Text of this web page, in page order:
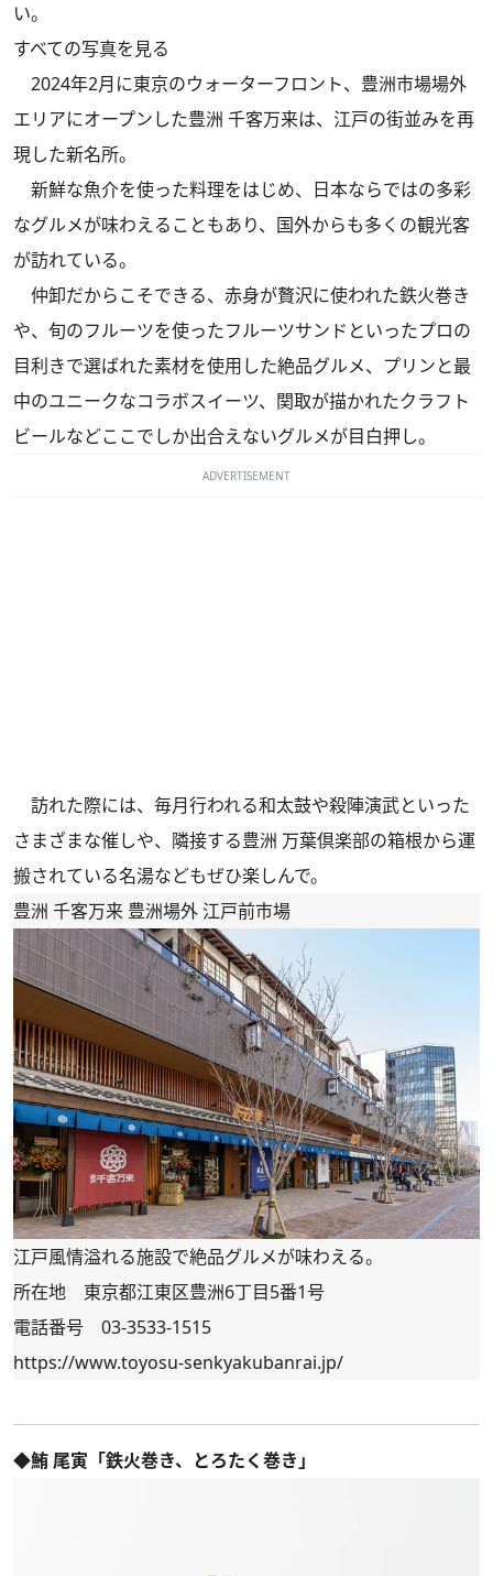
い。
すべての写真を見る
2024年2月に東京のウォーターフロント、豊洲市場場外
エリアにオープンした豊洲 千客万来は、江戸の街並みを再
現した新名所。
新鮮な魚介を使った料理をはじめ、日本ならではの多彩
なグルメが味わえることもあり、国外からも多くの観光客
が訪れている。
仲卸だからこそできる、赤身が贅沢に使われた鉄火巻き
や、旬のフルーツを使ったフルーツサンドといったプロの
目利きで選ばれた素材を使用した絶品グルメ、プリンと最
中のユニークなコラボスイーツ、関取が描かれたクラフト
ビールなどここでしか出合えないグルメが目白押し。
ADVERTISEMENT
訪れた際には、毎月行われる和太鼓や殺陣演武といった
さまざまな催しや、隣接する豊洲 万葉倶楽部の箱根から運
搬されている名湯などもぜひ楽しんで。
豊洲 千客万来 豊洲場外 江戸前市場
江戸風情溢れる施設で絶品グルメが味わえる。
所在地 東京都江東区豊洲6丁目5番1号
電話番号 03-3533-1515
https://www.toyosu-senkyakubanrai.jp/
◆鮪 尾寅「鉄火巻き、とろたく巻き」